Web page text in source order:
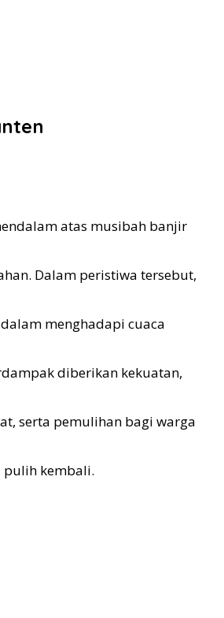
atas musibah banjir
Dalam peristiwa tersebut,
menghadapi cuaca
diberikan kekuatan,
serta pemulihan bagi warga
pulih kembali.